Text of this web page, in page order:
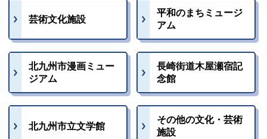
芸術文化施設
平和のまちミュージ
アム
北九州市漫画ミュー
ジアム
長崎街道木屋瀬宿記
念館
北九州市立文学館
その他の文化・芸術
施設